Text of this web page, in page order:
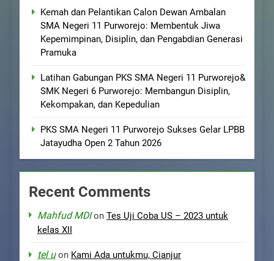
Kemah dan Pelantikan Calon Dewan Ambalan
SMA Negeri 11 Purworejo: Membentuk Jiwa
Kepemimpinan, Disiplin, dan Pengabdian Generasi
Pramuka
Latihan Gabungan PKS SMA Negeri 11 Purworejo&
SMK Negeri 6 Purworejo: Membangun Disiplin,
Kekompakan, dan Kepedulian
PKS SMA Negeri 11 Purworejo Sukses Gelar LPBB
Jatayudha Open 2 Tahun 2026
Recent Comments
Mahfud MDIon Tes Uji Coba US – 2023 untuk
kelas XII
tel uon Kami Ada untukmu, Cianjur